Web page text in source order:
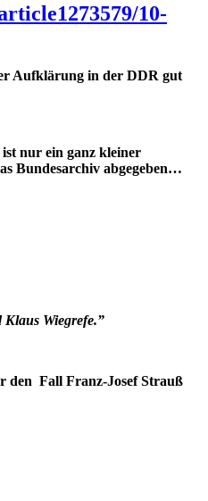
10-
Aufklärung in der DDR gut
nur ein ganz kleiner
Bundesarchiv abgegeben…
Wiegrefe.”
den Fall Franz-Josef Strauß